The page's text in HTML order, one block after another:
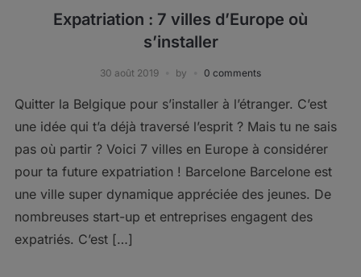
Expatriation : 7 villes d’Europe où
s’installer
30 août 2019 by 0 comments
Quitter la Belgique pour s’installer à l’étranger. C’est
une idée qui t’a déjà traversé l’esprit ? Mais tu ne sais
pas où partir ? Voici 7 villes en Europe à considérer
pour ta future expatriation ! Barcelone Barcelone est
une ville super dynamique appréciée des jeunes. De
nombreuses start-up et entreprises engagent des
expatriés. C’est […]